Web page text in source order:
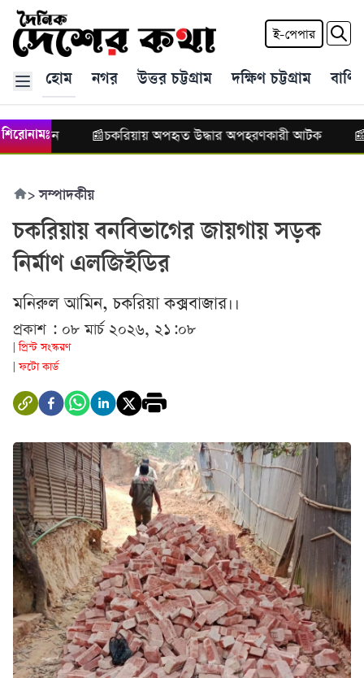
ই-পেপার
হোম নগর উত্তর চট্টগ্রাম দক্ষিণ চট্টগ্রাম
শিরোনামঃ
গঠন চকরিয়ায় অপহৃত উদ্ধার অপহরণকারী আটক
> সম্পাদকীয়
চকরিয়ায় বনবিভাগের জায়গায় সড়ক
নির্মাণ এলজিইডির
মনিরুল আমিন, চকরিয়া কক্সবাজার।।
প্রকাশ : ০৮ মার্চ ২০২৬, ২১:০৮
প্রিন্ট সংস্করণ
ফটো কার্ড